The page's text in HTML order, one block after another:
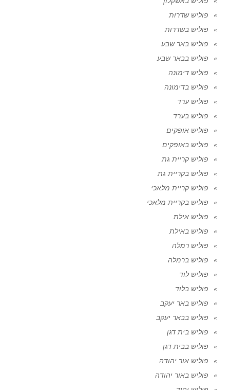
פוליש שדרות
פוליש בשדרות
פוליש באר שבע
פוליש בבאר שבע
פוליש דימונה
פוליש בדימונה
פוליש ערד
פוליש בערד
פוליש אופקים
פוליש באופקים
פוליש קריית גת
פוליש בקריית גת
פוליש קריית מלאכי
פוליש בקריית מלאכי
פוליש אילת
פוליש באילת
פוליש רמלה
פוליש ברמלה
פוליש לוד
פוליש בלוד
פוליש באר יעקב
פוליש בבאר יעקב
פוליש בית דגן
פוליש בבית דגן
פוליש אור יהודה
פוליש באור יהודה